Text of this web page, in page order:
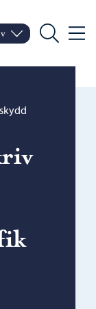
– Gå till
språk språk:
Sök Meny